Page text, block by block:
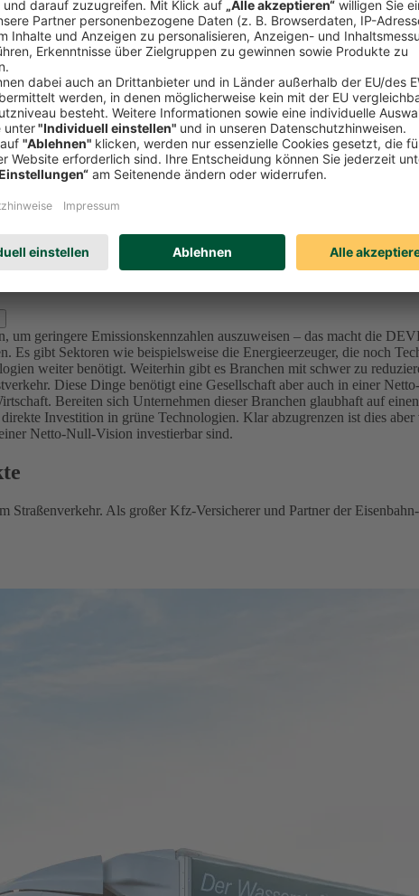
in Unternehmen (Aktien und Unternehmensanleihen)
bewerten und nicht nur Emissionswerte zu betrachten, da in der
sich ambitionierte Ziele im Einklang mit den internationalen
Unternehmen bzw. Projekte (u.a. Sektoren Utilities,
an die Ziele – die von der Ratingagentur ISS ESG überprüft
dieses Portfolio der DEVK bis 2050 festgelegt, da sich alle
bis 2040 in den Kapitalanlagen festgelegt.
Für die
der wir uns in den nächsten Jahren stellen. Für den
ausschließen?
um geringere Emissionskennzahlen auszuweisen – das macht die
Es gibt Sektoren wie beispielsweise die Energieerzeuger, die noch
weiter benötigt. Weiterhin gibt es Branchen mit schwer zu
Diese Dinge benötigt eine Gesellschaft aber auch in einer
Bereiten sich Unternehmen dieser Branchen glaubhaft auf
Investition in grüne Technologien. Klar abzugrenzen ist dies
Netto-Null-Vision investierbar sind.
Straßenverkehr. Als großer Kfz-Versicherer und Partner der